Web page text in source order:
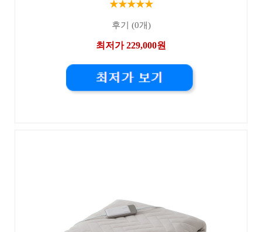
★★★★★
후기 (0개)
최저가 229,000원